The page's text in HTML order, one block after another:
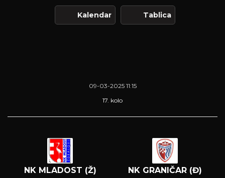
Kalendar Tablica
09-03-2025 11:15
17. kolo
NK MLADOST (Ž) NK GRANIČAR (Đ)